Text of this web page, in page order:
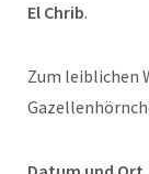
El Chrib.
Zum leiblichen